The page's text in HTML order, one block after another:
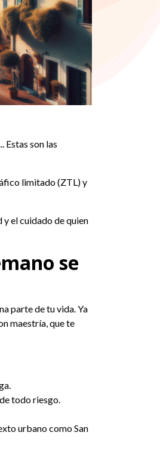
Estas son las
limitado (ZTL) y
y el cuidado de quien
se
parte de tu vida. Ya
maestría, que te
todo riesgo.
urbano como San